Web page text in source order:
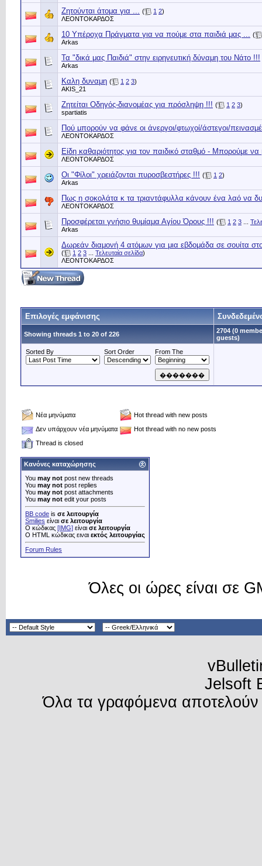
Ζητούνται άτομα για ... ( 1 2)
ΛΕΟΝΤΟΚΑΡΔΟΣ
10 Υπέροχα Πράγματα για να πούμε στα παιδιά μας ... (
Arkas
Τα "δικά μας Παιδιά" στην ειρηνευτική δύναμη του Νάτο !!!
Arkas
Καλη δυναμη ( 1 2 3)
AKIS_21
Ζητείται Οδηγός-διανομέας για πρόσληψη !!! ( 1 2 3)
spartiatis
Πού μπορούν να φάνε οι άνεργοι/φτωχοί/άστεγοι/
ΛΕΟΝΤΟΚΑΡΔΟΣ
Είδη καθαριότητος για τον παιδικό σταθμό - Μπορούμε
ΛΕΟΝΤΟΚΑΡΔΟΣ
Οι "Φίλοι" χρειάζονται πυροσβεστήρες !!! ( 1 2)
Arkas
Πως η σοκολάτα κ τα τριαντάφυλλα κάνουν ένα λαό να
ΛΕΟΝΤΟΚΑΡΔΟΣ
Προσφέρεται γνήσιο θυμίαμα Αγίου Όρους !!! ( 1 2 3
Arkas
Δωρεάν διαμoνή 4 ατόμων για μια εβδομάδα σε σουίτα
( 1 2 3 Τελευταία σελίδα)
ΛΕΟΝΤΟΚΑΡΔΟΣ
Επιλογές εμφάνισης
Showing threads 1 to 20 of 226
2704 (0
guests)
Sorted By
Sort Order From The
Νέα μηνύματα
Hot thread with new posts
Δεν υπάρχουν νέα μηνύματα
Hot thread with no new posts
Thread is closed
Κανόνες καταχώρησης
You may not post new threads
You may not post replies
You may not post attachments
You may not edit your posts
BB code is σε λειτουργία
Smilies είναι σε λειτουργία
Ο κώδικας [IMG] είναι σε λειτουργία
Ο HTML κώδικας ειναι εκτός λειτουργίας
Forum Rules
Όλες οι ώρες είναι σε
Jelsoft
Όλα τα γραφόμενα αποτελούν